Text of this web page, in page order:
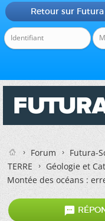
Retour sur Futura
Forum
Futura-
TERRE
Géologie et
Montée des océans :
